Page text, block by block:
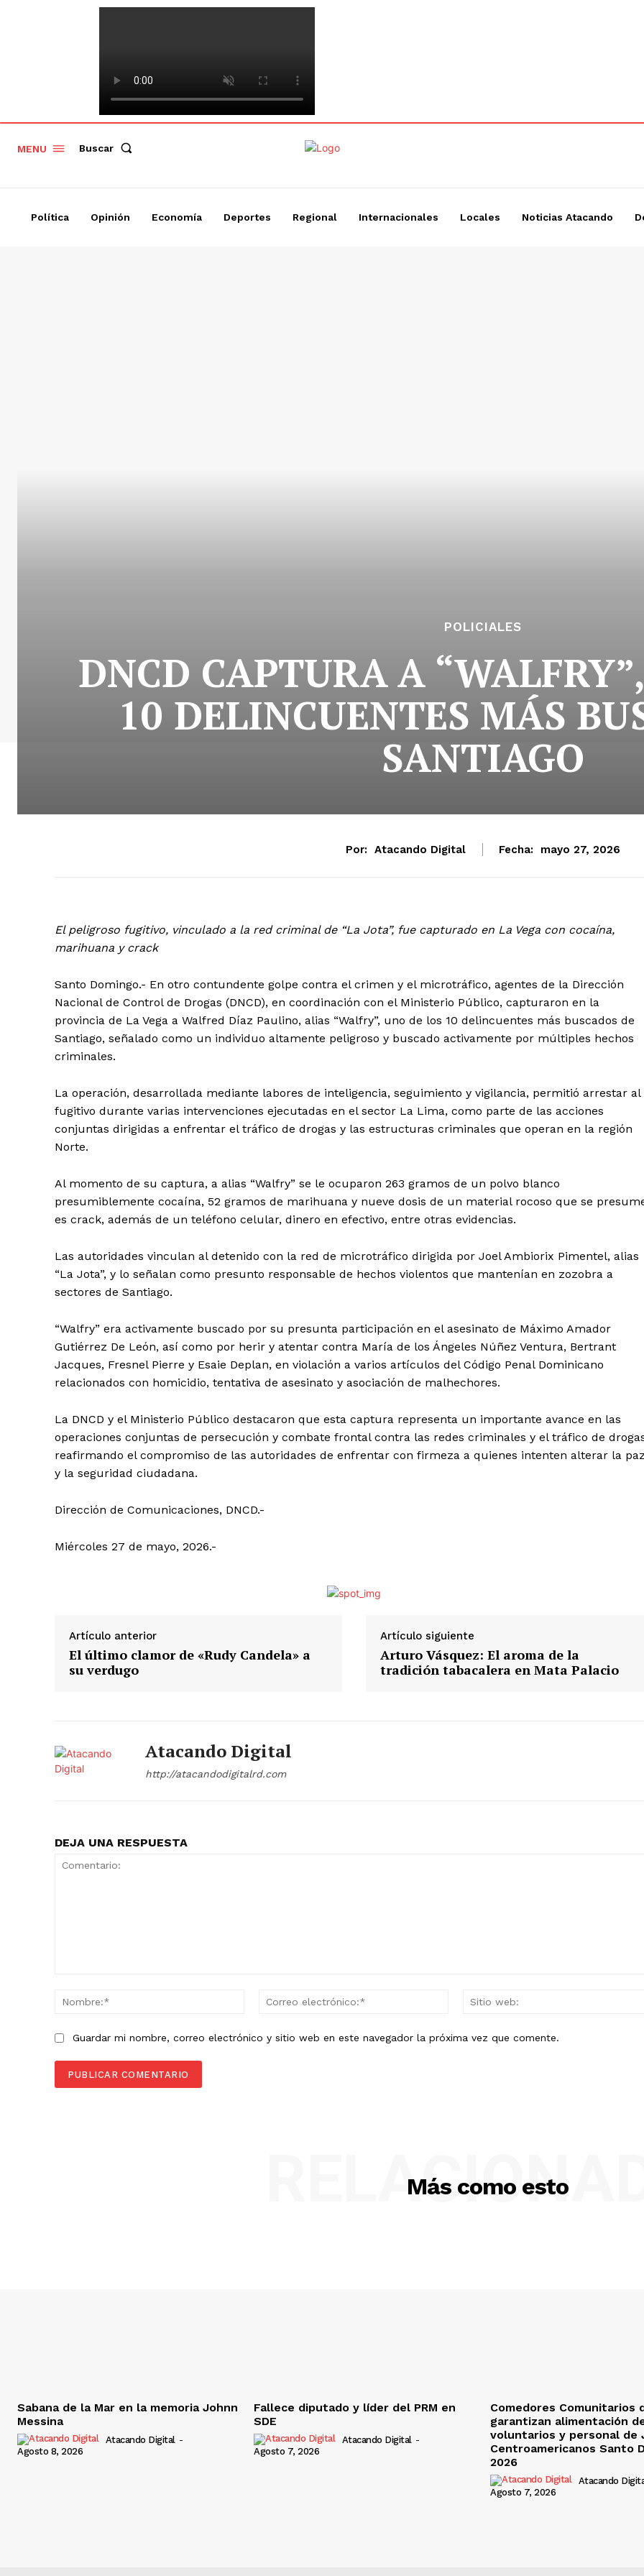
MENU Buscar
Política Opinión Economía Deportes Regional Internacionales Locales Noticias Atacando
POLICIALES
DNCD CAPTURA A
10 DELINCUENTES MÁS
SANTIAGO
Por: Atacando Digital Fecha: mayo 27, 2026
El peligroso fugitivo, vinculado a la red criminal de “La Jota”, fue capturado en La Vega con cocaína,
marihuana y crack
Santo Domingo.- En otro contundente golpe contra el crimen y el microtráfico, agentes de la Dirección
Nacional de Control de Drogas (DNCD), en coordinación con el Ministerio Público, capturaron en la
provincia de La Vega a Walfred Díaz Paulino, alias “Walfry”, uno de los 10 delincuentes más buscados de
Santiago, señalado como un individuo altamente peligroso y buscado activamente por múltiples hechos
criminales.
La operación, desarrollada mediante labores de inteligencia, seguimiento y vigilancia, permitió arrestar al
fugitivo durante varias intervenciones ejecutadas en el sector La Lima, como parte de las acciones
conjuntas dirigidas a enfrentar el tráfico de drogas y las estructuras criminales que operan en la región
Norte.
Al momento de su captura, a alias “Walfry” se le ocuparon 263 gramos de un polvo blanco
presumiblemente cocaína, 52 gramos de marihuana y nueve dosis de un material rocoso que se
es crack, además de un teléfono celular, dinero en efectivo, entre otras evidencias.
Las autoridades vinculan al detenido con la red de microtráfico dirigida por Joel Ambiorix Pimentel, alias
“La Jota”, y lo señalan como presunto responsable de hechos violentos que mantenían en zozobra a
sectores de Santiago.
“Walfry” era activamente buscado por su presunta participación en el asesinato de Máximo Amador
Gutiérrez De León, así como por herir y atentar contra María de los Ángeles Núñez Ventura, Bertrant
Jacques, Fresnel Pierre y Esaie Deplan, en violación a varios artículos del Código Penal Dominicano
relacionados con homicidio, tentativa de asesinato y asociación de malhechores.
La DNCD y el Ministerio Público destacaron que esta captura representa un importante avance en las
operaciones conjuntas de persecución y combate frontal contra las redes criminales y el tráfico de
reafirmando el compromiso de las autoridades de enfrentar con firmeza a quienes intenten alterar la
y la seguridad ciudadana.
Dirección de Comunicaciones, DNCD.-
Miércoles 27 de mayo, 2026.-
Artículo anterior
El último clamor de «Rudy Candela» a
su verdugo
Artículo siguiente
Arturo Vásquez: El aroma de la
tradición tabacalera en Mata Palacio
Atacando Digital
http://atacandodigitalrd.com
DEJA UNA RESPUESTA
Nombre:*
Correo
Guardar mi nombre, correo electrónico y sitio web en este navegador la próxima vez que comente.
Más como esto
Sabana de la Mar en la memoria Johnn
Messina
Atacando Digital -
Agosto 8, 2026
Fallece diputado y líder del PRM en
SDE
Atacando Digital -
Agosto 7, 2026
Comedores Comunitarios
garantizan alimentación
voluntarios y personal de
Centroamericanos Santo
2026
Atacando
Agosto 7, 2026